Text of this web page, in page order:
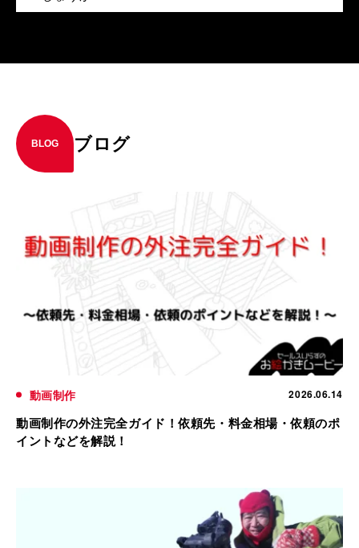
BLOG ブログ
動画制作 2026.06.14
動画制作の外注完全ガイド！依頼先・料金相場・依頼のポ
イントなどを解説！